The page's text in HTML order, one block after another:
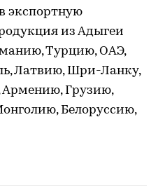
экспортную
из Адыгеи
Турцию, ОАЭ,
Латвию, Шри-Ланку,
Армению, Грузию,
Белоруссию,